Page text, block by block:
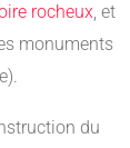
rocheux, et
monuments
du